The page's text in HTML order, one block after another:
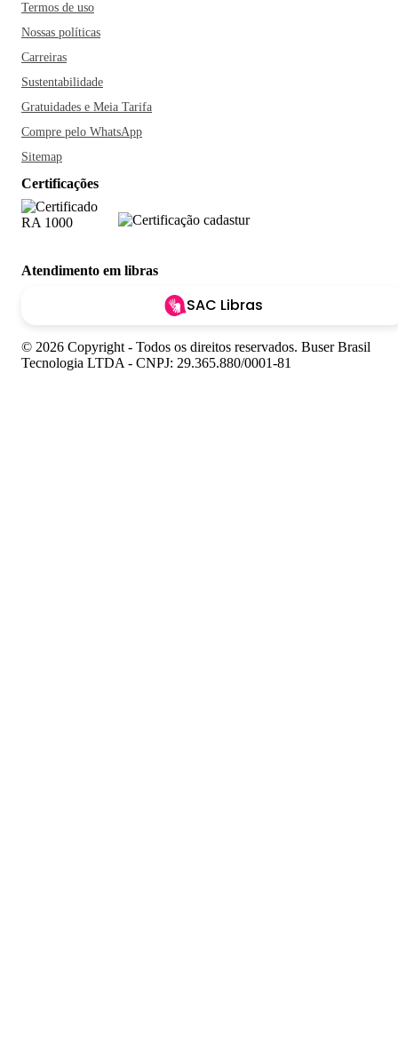
Termos de uso
Nossas políticas
Carreiras
Sustentabilidade
Gratuidades e Meia Tarifa
Compre pelo WhatsApp
Sitemap
Certificações
Atendimento em libras
SAC Libras
© 2026 Copyright - Todos os direitos reservados. Buser Brasil
Tecnologia LTDA - CNPJ: 29.365.880/0001-81